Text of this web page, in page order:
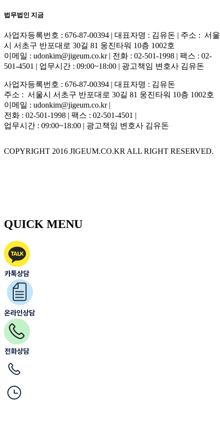
법무법인 지금
사업자등록번호 : 676-87-00394 | 대표자명 : 김유돈 | 주소 : 서울
시 서초구 반포대로 30길 81 웅진타워 10층 1002호
이메일 : udonkim@jigeum.co.kr | 전화 : 02-501-1998 | 팩스 : 02-
501-4501 | 업무시간 : 09:00~18:00 | 광고책임 변호사 김유돈
사업자등록번호 : 676-87-00394 | 대표자명 : 김유돈
주소 : 서울시 서초구 반포대로 30길 81 웅진타워 10층 1002호
이메일 : udonkim@jigeum.co.kr |
전화 : 02-501-1998 | 팩스 : 02-501-4501 |
업무시간 : 09:00~18:00 | 광고책임 변호사 김유돈
COPYRIGHT 2016 JIGEUM.CO.KR ALL RIGHT RESERVED.
QUICK MENU